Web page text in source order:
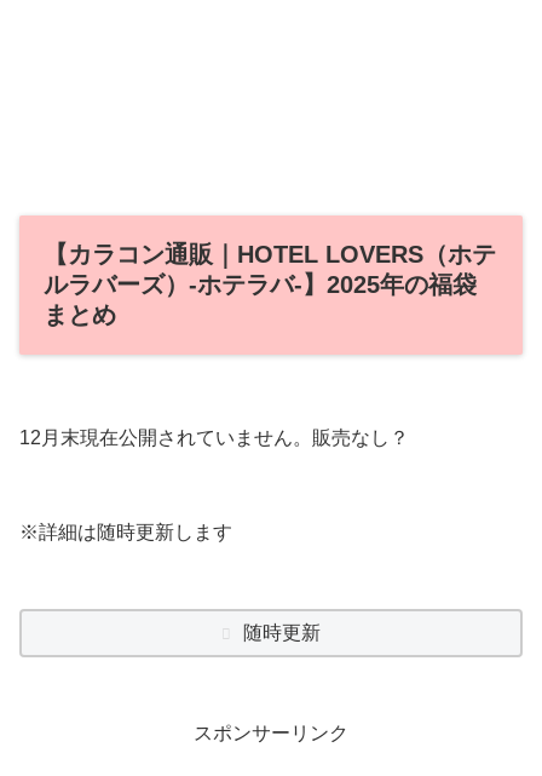
【カラコン通販｜HOTEL LOVERS（ホテ
ルラバーズ）‐ホテラバ‐】2025年の福袋
まとめ
12月末現在公開されていません。販売なし？
※詳細は随時更新します
随時更新
スポンサーリンク